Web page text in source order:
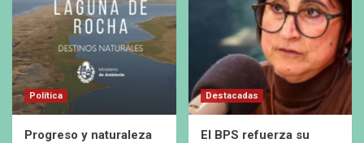
Política
Progreso y naturaleza
Destacadas
El BPS refuerza su